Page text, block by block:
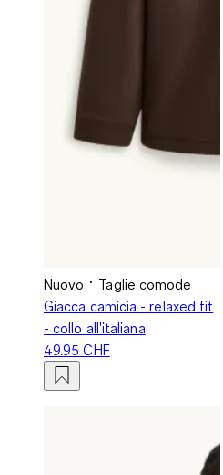
Nuovo
Taglie comode
Giacca camicia - relaxed fit
- collo all'italiana
49.95 CHF